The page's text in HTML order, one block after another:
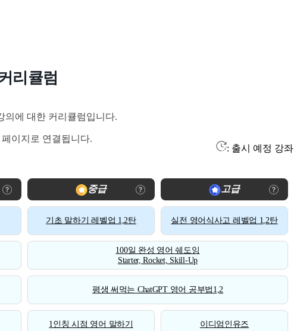
리큘럼
의에 대한 커리큘럼입니다.
이지로 연결됩니다.
: 출시 예정 강좌
중급 고급
기초 말하기 레벨업 1,2탄 실전 영어식사고 레벨업 1,2탄
100일 완성 영어 쉐도잉
Starter, Rocket, Skill-Up
평생 써먹는 ChatGPT 영어 공부법1,2
1인칭 시점 영어 말하기 이디엄인유즈